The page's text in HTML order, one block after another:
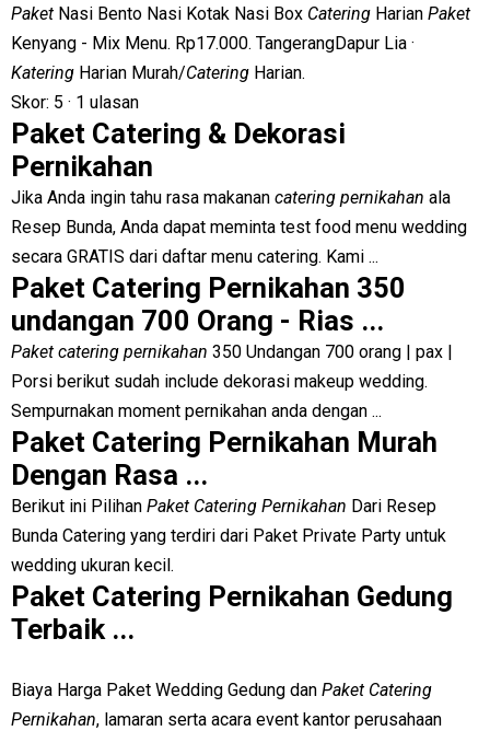
Paket Nasi Bento Nasi Kotak Nasi Box Catering Harian Paket
Kenyang - Mix Menu. Rp17.000. TangerangDapur Lia ·
Katering Harian Murah/Catering Harian.
Skor: 5 · ‎ 1 ulasan
Paket Catering & Dekorasi
Pernikahan
Jika Anda ingin tahu rasa makanan catering pernikahan ala
Resep Bunda, Anda dapat meminta test food menu wedding
secara GRATIS dari daftar menu catering. Kami ...
Paket Catering Pernikahan 350
undangan 700 Orang - Rias ...
Paket catering pernikahan 350 Undangan 700 orang | pax |
Porsi berikut sudah include dekorasi makeup wedding.
Sempurnakan moment pernikahan anda dengan ...
Paket Catering Pernikahan Murah
Dengan Rasa ...
Berikut ini Pilihan Paket Catering Pernikahan Dari Resep
Bunda Catering yang terdiri dari Paket Private Party untuk
wedding ukuran kecil.
Paket Catering Pernikahan Gedung
Terbaik ...
Biaya Harga Paket Wedding Gedung dan Paket Catering
Pernikahan, lamaran serta acara event kantor perusahaan